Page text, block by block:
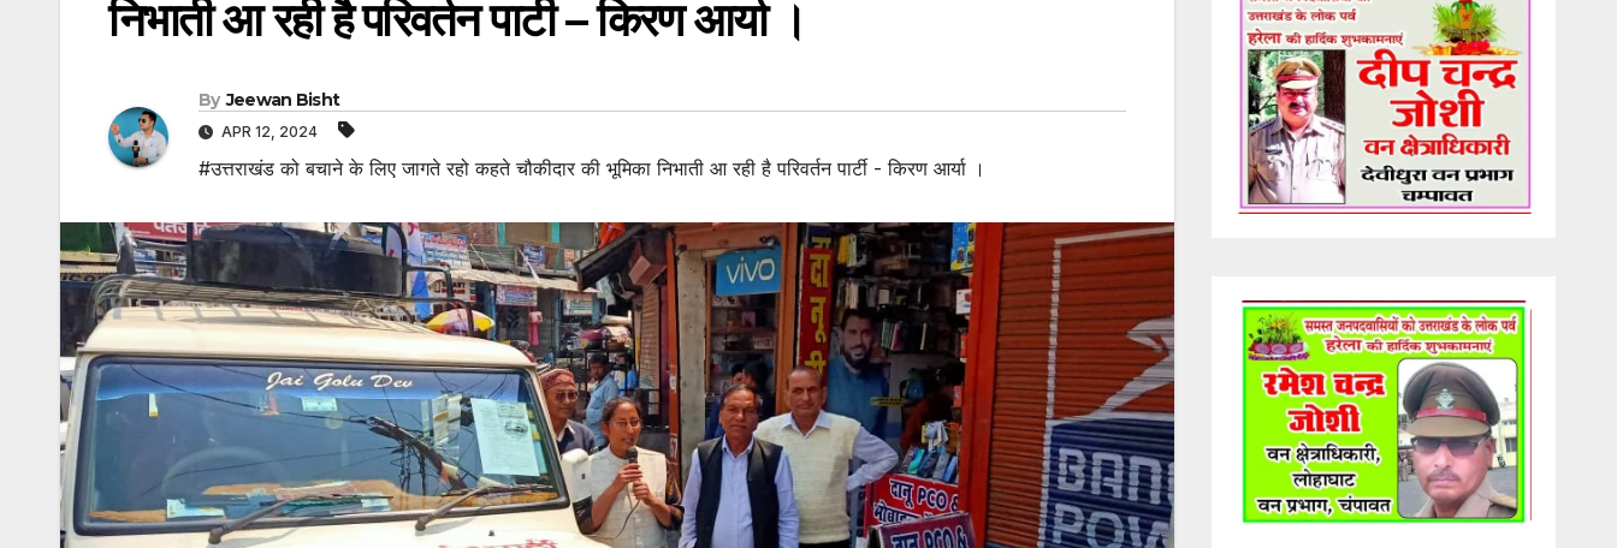
निभाती आ रही है परिवर्तन पार्टी – किरण आर्या ।
By Jeewan Bisht
APR 12, 2024
#उत्तराखंड को बचाने के लिए जागते रहो कहते चौकीदार की भूमिका निभाती आ रही है परिवर्तन पार्टी - किरण आर्या ।